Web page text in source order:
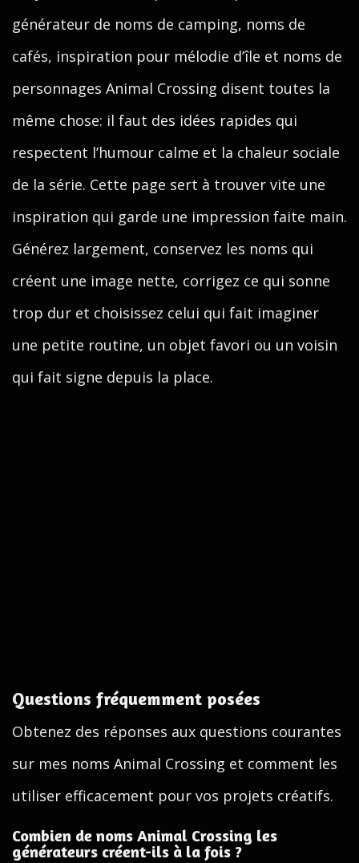
générateur de noms de camping, noms de
cafés, inspiration pour mélodie d’île et noms de
personnages Animal Crossing disent toutes la
même chose: il faut des idées rapides qui
respectent l’humour calme et la chaleur sociale
de la série. Cette page sert à trouver vite une
inspiration qui garde une impression faite main.
Générez largement, conservez les noms qui
créent une image nette, corrigez ce qui sonne
trop dur et choisissez celui qui fait imaginer
une petite routine, un objet favori ou un voisin
qui fait signe depuis la place.
Questions fréquemment posées
Obtenez des réponses aux questions courantes
sur mes noms Animal Crossing et comment les
utiliser efficacement pour vos projets créatifs.
Combien de noms Animal Crossing les
générateurs créent-ils à la fois ?